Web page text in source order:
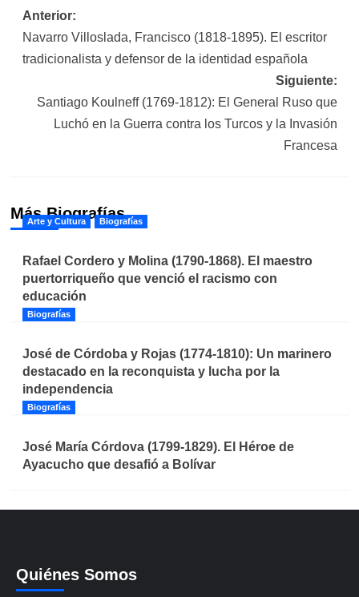
Navegación
de
entradas
Anterior:
Navarro Villoslada, Francisco (1818-1895). El escritor
tradicionalista y defensor de la identidad española
Siguiente:
Santiago Koulneff (1769-1812): El General Ruso que
Luchó en la Guerra contra los Turcos y la Invasión
Francesa
Más Biografías
Arte y Cultura Biografías
Rafael Cordero y Molina (1790-1868). El maestro
puertorriqueño que venció el racismo con
educación
Biografías
José de Córdoba y Rojas (1774-1810): Un marinero
destacado en la reconquista y lucha por la
independencia
Biografías
José María Córdova (1799-1829). El Héroe de
Ayacucho que desafió a Bolívar
Quiénes Somos